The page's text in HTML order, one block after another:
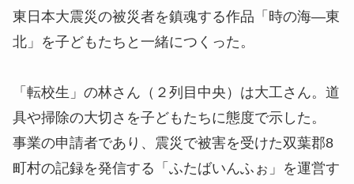
東日本大震災の被災者を鎮魂する作品「時の海—東
北」を子どもたちと一緒につくった。
「転校生」の林さん（２列目中央）は大工さん。道
具や掃除の大切さを子どもたちに態度で示した。
事業の申請者であり、震災で被害を受けた双葉郡8
町村の記録を発信する「ふたばいんふぉ」を運営す